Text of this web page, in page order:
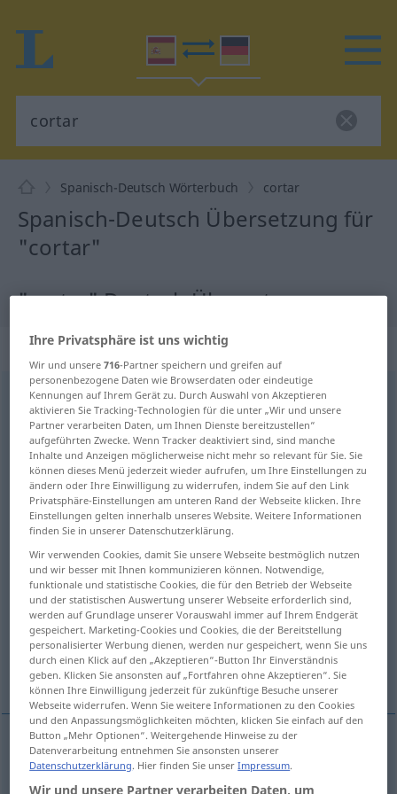
Spanisch-Deutsch Wörterbuch cortar
Spanisch-Deutsch Übersetzung für
"cortar"
"cortar" Deutsch Übersetzung
„cortar“: verbo transitivo
cortar [kɔrˈtar]v/t
Übersicht aller Übersetzungen
(Für mehr Details die Übersetzung anklicken/antippen)
schneiden, ausschneiden, beschneiden,
durchschneiden
abbrechen, unterbrechen
absperren, abstellen schneiden
zerschneiden, fällen, abschneiden,
zuschneiden, kürzen
schneiden cortar
Ihre Privatsphäre ist uns wichtig
Wir und unsere716-Partner speichern und greifen auf
personenbezogene Daten wie Browserdaten oder eindeutige
Kennungen auf Ihrem Gerät zu. Durch Auswahl von Akzeptieren
aktivieren Sie Tracking-Technologien für die unter „Wir und unsere
Partner verarbeiten Daten, um Ihnen Dienste bereitzustellen“
aufgeführten Zwecke. Wenn Tracker deaktiviert sind, sind manche
Inhalte und Anzeigen möglicherweise nicht mehr so relevant für Sie. Sie
können dieses Menü jederzeit wieder aufrufen, um Ihre Einstellungen zu
ändern oder Ihre Einwilligung zu widerrufen, indem Sie auf den Link
Privatsphäre-Einstellungen am unteren Rand der Webseite klicken. Ihre
Einstellungen gelten innerhalb unseres Website. Weitere Informationen
finden Sie in unserer Datenschutzerklärung.
Wir verwenden Cookies, damit Sie unsere Webseite bestmöglich nutzen
und wir besser mit Ihnen kommunizieren können. Notwendige,
funktionale und statistische Cookies, die für den Betrieb der Webseite
und der statistischen Auswertung unserer Webseite erforderlich sind,
werden auf Grundlage unserer Vorauswahl immer auf Ihrem Endgerät
gespeichert. Marketing-Cookies und Cookies, die der Bereitstellung
personalisierter Werbung dienen, werden nur gespeichert, wenn Sie uns
durch einen Klick auf den „Akzeptieren“-Button Ihr Einverständnis
geben. Klicken Sie ansonsten auf „Fortfahren ohne Akzeptieren“. Sie
können Ihre Einwilligung jederzeit für zukünftige Besuche unserer
Webseite widerrufen. Wenn Sie weitere Informationen zu den Cookies
und den Anpassungsmöglichkeiten möchten, klicken Sie einfach auf den
Button „Mehr Optionen“. Weitergehende Hinweise zu der
Datenverarbeitung entnehmen Sie ansonsten unserer
Datenschutzerklärung. Hier finden Sie unserImpressum.
Wir und unsere Partner verarbeiten Daten, um